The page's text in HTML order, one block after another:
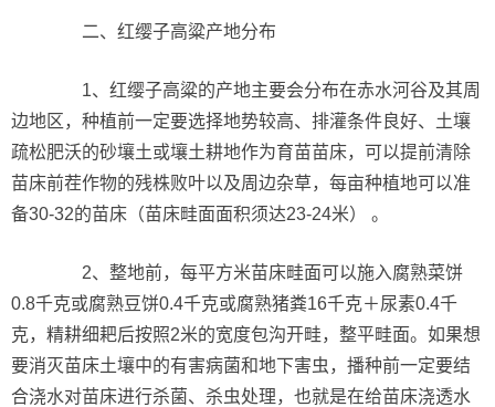
二、红缨子高粱产地分布
1、红缨子高粱的产地主要会分布在赤水河谷及其周
边地区，种植前一定要选择地势较高、排灌条件良好、土壤
疏松肥沃的砂壤土或壤土耕地作为育苗苗床，可以提前清除
苗床前茬作物的残株败叶以及周边杂草，每亩种植地可以准
备30-32的苗床（苗床畦面面积须达23-24米） 。
2、整地前，每平方米苗床畦面可以施入腐熟菜饼
0.8千克或腐熟豆饼0.4千克或腐熟猪粪16千克＋尿素0.4千
克，精耕细耙后按照2米的宽度包沟开畦，整平畦面。如果想
要消灭苗床土壤中的有害病菌和地下害虫，播种前一定要结
合浇水对苗床进行杀菌、杀虫处理，也就是在给苗床浇透水